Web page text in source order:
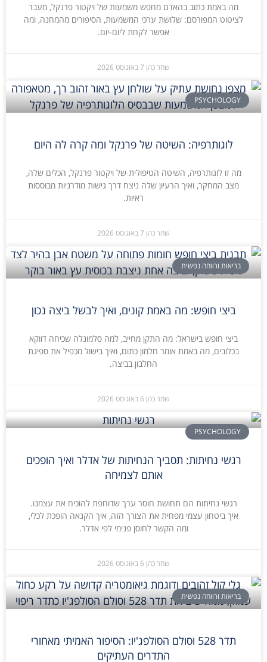
מה באמת כתוב בהאדם מחפש משמעות של ויקטור פרנקל, מעבר
לציטוט המפורסם: שלושת ערכי המשמעות, הסיפורים מהמחנה, ומה
אפשר לקחת ליום-יום.
שחר כהן 7 באוגוסט 2026
PSYCHOLOGY
לוגותרפיה: השיטה של פרנקל ומה קרה לה היום
מה זו לוגותרפיה, השיטה הטיפולית של ויקטור פרנקל, הכלים שלה,
מצב המחקר, ואיך הרעיון שלה ניצח דרך גישות מודרניות מבוססות
ראיות.
שחר כהן 7 באוגוסט 2026
בריאות ורווחה נפשית
ביצי חופש: מה באמת קונים, ואיך לבשל ביצה נכון
ביצי חופש בישראל: מה התקן מחייב, למה סלמונלה שכיחה דווקא
בכלובים, מה באמת אומר חלמון כתום, ואיך בישול מכפיל את ספיגת
החלבון בביצה.
שחר כהן 6 באוגוסט 2026
PSYCHOLOGY
רגשי נחיתות: תסביך הנחיתות של אדלר ואיך הופכים
אותם לצמיחה
רגשי נחיתות הם תחושת חוסר ערך שדוחפת להוכיח את עצמנו.
איך ביטחון עצמי מפחית את הצורך הזה, איך הקנאה הופכת לכלי,
ומה הקשר לחוסן פנימי לפי אדלר.
שחר כהן 6 באוגוסט 2026
בריאות ורווחה נפשית
תדר 528 וסולם הסולפג'יו: הסיפור האמיתי מאחורי
התדרים העתיקים